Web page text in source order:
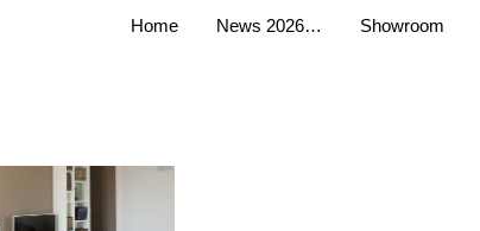
Home News 2026… Showroom